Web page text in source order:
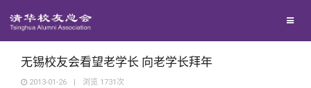
地区联络
回馈母校
无锡校友会看望老学长 向老学长拜年
2013-01-26 | 浏览 1731 次